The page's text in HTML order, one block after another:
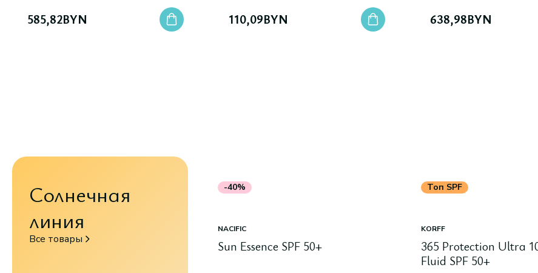
585,82BYN 110,09BYN 638,98BYN
Солнечная
линия
Все товары
-40%
NACIFIC
Sun Essence SPF 50+
Топ SPF
KORFF
365 Protection Ultra
Fluid SPF 50+